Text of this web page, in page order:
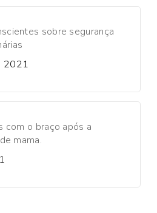
sobre segurança
2021
com o braço após a
mama.